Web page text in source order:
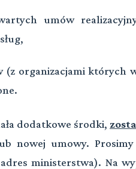
umów
(z organizacjami których
dodatkowe środki,
nowej umowy. Prosimy
ministerstwa). Na